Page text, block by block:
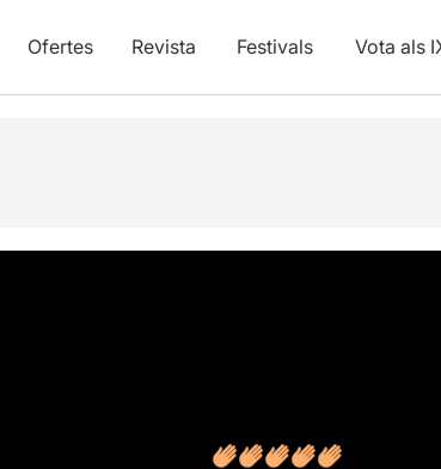
Ofertes Revista Festivals Vota als
Articles